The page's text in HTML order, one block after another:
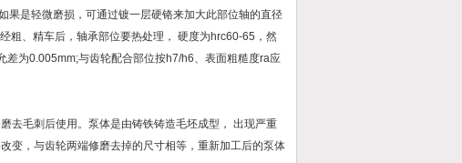
果是轻微磨损，可通过镀一层硬铬来加大此部位轴的直径
粗、精车后，轴承部位要热处理， 硬度为hrc60-65，然
差为0.005mm;与齿轮配合部位按h7/h6、表面粗糙度ra应
去毛刺后使用。泵体是由铸铁铸造毛坯成型， 出现严重
变，与齿轮两端修磨去掉的尺寸相等，重新加工后的泵体